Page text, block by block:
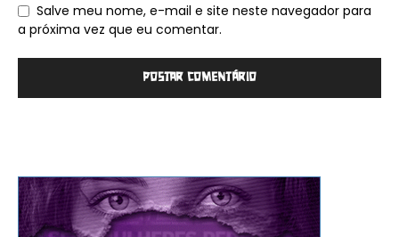
Salve meu nome, e-mail e site neste navegador para
a próxima vez que eu comentar.